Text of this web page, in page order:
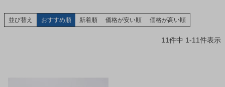
並び替え おすすめ順 新着順 価格が安い順 価格が高い順
11件中 1-11件表示